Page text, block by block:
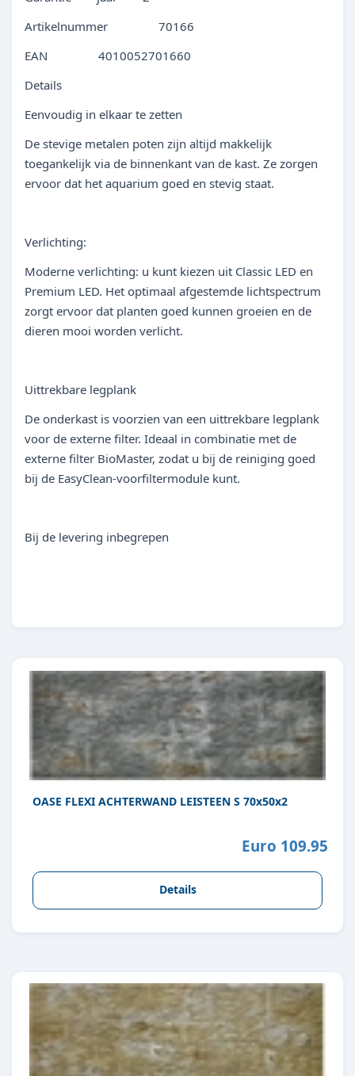
Artikelnummer 70166
EAN 4010052701660
Details
Eenvoudig in elkaar te zetten
De stevige metalen poten zijn altijd makkelijk
toegankelijk via de binnenkant van de kast. Ze zorgen
ervoor dat het aquarium goed en stevig staat.
Verlichting:
Moderne verlichting: u kunt kiezen uit Classic LED en
Premium LED. Het optimaal afgestemde lichtspectrum
zorgt ervoor dat planten goed kunnen groeien en de
dieren mooi worden verlicht.
Uittrekbare legplank
De onderkast is voorzien van een uittrekbare legplank
voor de externe filter. Ideaal in combinatie met de
externe filter BioMaster, zodat u bij de reiniging goed
bij de EasyClean-voorfiltermodule kunt.
Bij de levering inbegrepen
OASE FLEXI ACHTERWAND LEISTEEN S 70x50x2
Euro 109.95
Details